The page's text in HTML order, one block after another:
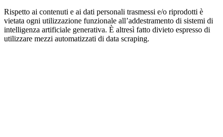
Rispetto ai contenuti e ai dati personali trasmessi e/o riprodotti è
vietata ogni utilizzazione funzionale all’addestramento di sistemi di
intelligenza artificiale generativa. È altresì fatto divieto espresso di
utilizzare mezzi automatizzati di data scraping.